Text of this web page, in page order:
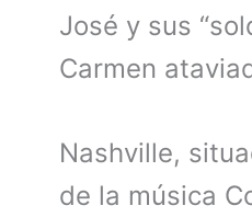
José y sus
Carmen
Nashville,
de la música